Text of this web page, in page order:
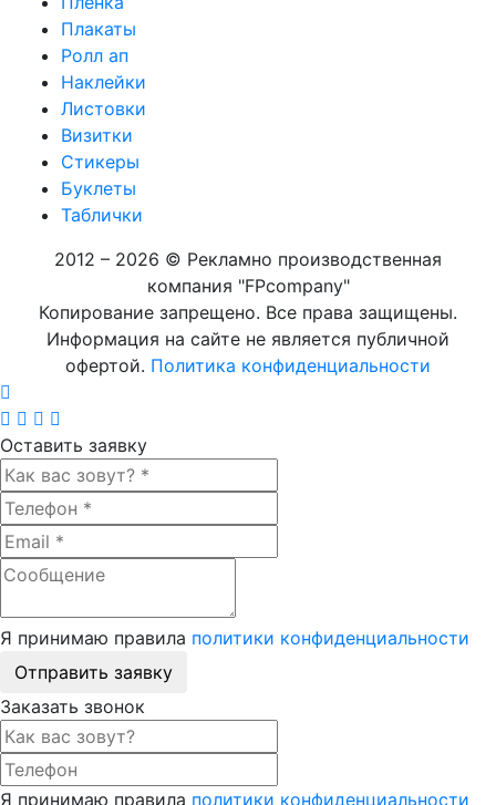
Плакаты
Ролл ап
Наклейки
Листовки
Визитки
Стикеры
Буклеты
Таблички
2012 – 2026 © Рекламно производственная
компания "FPcompany"
Копирование запрещено. Все права защищены.
Информация на сайте не является публичной
офертой. Политика конфиденциальности
Оставить заявку
Я принимаю правила политики конфиденциальности
Отправить заявку
Заказать звонок
Я принимаю правила политики конфиденциальности